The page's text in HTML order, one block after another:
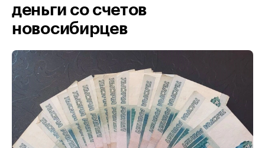
деньги со счетов
новосибирцев